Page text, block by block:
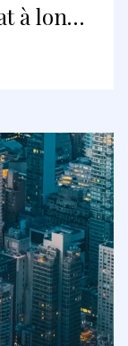
à long